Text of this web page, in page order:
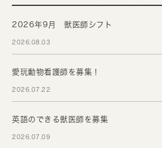
2026年9月 獣医師シフト
2026.08.03
愛玩動物看護師を募集！
2026.07.22
英語のできる獣医師を募集
2026.07.09